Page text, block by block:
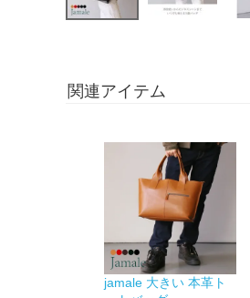
関連アイテム
jamale 大きい 本革ト